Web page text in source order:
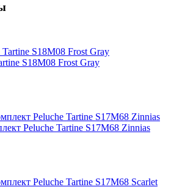
S18M08 Frost Gray
Peluche Tartine S17M68 Zinnias